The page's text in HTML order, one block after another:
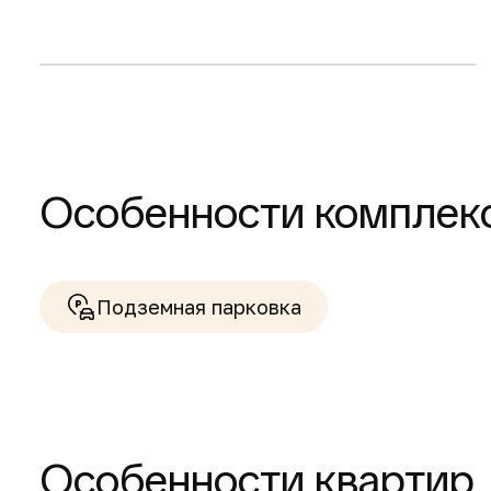
Особенности
Подземная парковка